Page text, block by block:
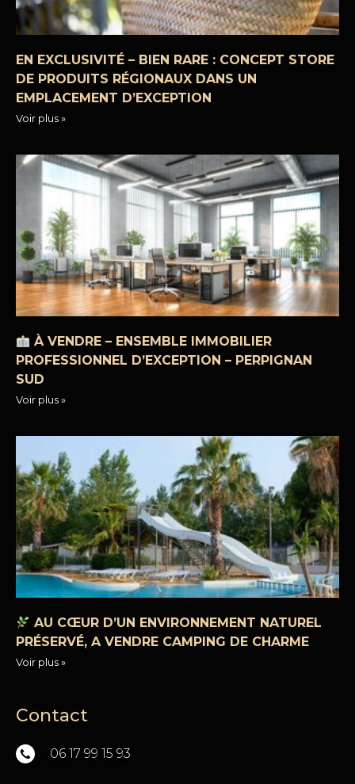
EN EXCLUSIVITÉ – BIEN RARE : CONCEPT STORE
DE PRODUITS RÉGIONAUX DANS UN
EMPLACEMENT D’EXCEPTION
Voir plus »
À VENDRE – ENSEMBLE IMMOBILIER
PROFESSIONNEL D’EXCEPTION – PERPIGNAN
SUD
Voir plus »
AU CŒUR D’UN ENVIRONNEMENT NATUREL
PRÉSERVÉ, A VENDRE CAMPING DE CHARME
Voir plus »
Contact
06 17 99 15 93